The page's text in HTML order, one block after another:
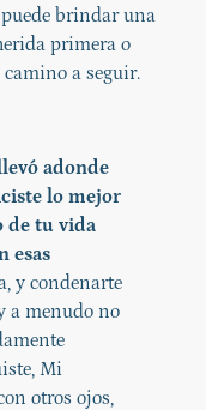
brindar una
primera o
a seguir.
adonde
lo mejor
de tu vida
esas
y condenarte
a menudo no
Mi
otros ojos,